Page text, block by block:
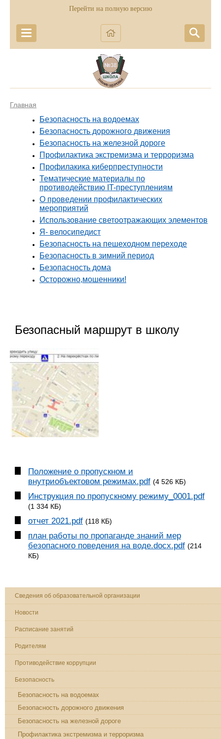
Перейти на полную версию
Главная
Безопасность на водоемах
Безопасность дорожного движения
Безопасность на железной дороге
Профилактика экстремизма и терроризма
Профилакика киберпреступности
Тематические материалы по
противодействию IT-преступлениям
О проведении профилактических
мероприятий
Использование светоотражающих элементов
Я- велосипедист
Безопасность на пешеходном переходе
Безопасность в зимний период
Безопасность дома
Осторожно,мошенники!
Безопасный маршрут в школу
Положение о пропускном и
внутриобъектовом режимах.pdf (4 526 КБ)
Инструкция по пропускному режиму_0001.pdf
(1 334 КБ)
отчет 2021.pdf (118 КБ)
план работы по пропаганде знаний мер
безопасного поведения на воде.docx.pdf (214
КБ)
Сведения об образовательной организации
Новости
Расписание занятий
Родителям
Противодействие коррупции
Безопасность
Безопасность на водоемах
Безопасность дорожного движения
Безопасность на железной дороге
Профилактика экстремизма и терроризма